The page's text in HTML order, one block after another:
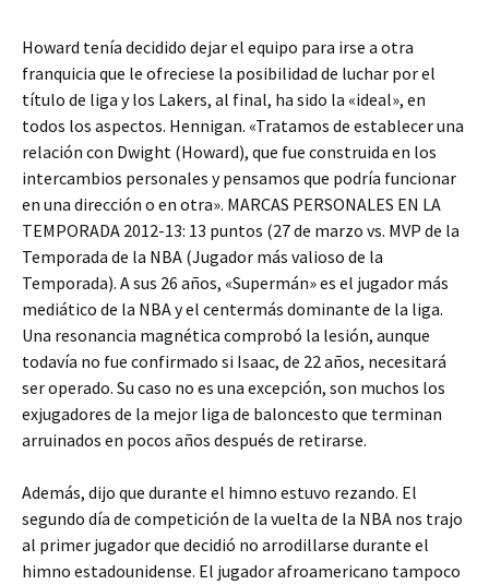
Howard tenía decidido dejar el equipo para irse a otra
franquicia que le ofreciese la posibilidad de luchar por el
título de liga y los Lakers, al final, ha sido la «ideal», en
todos los aspectos. Hennigan. «Tratamos de establecer una
relación con Dwight (Howard), que fue construida en los
intercambios personales y pensamos que podría funcionar
en una dirección o en otra». MARCAS PERSONALES EN LA
TEMPORADA 2012-13: 13 puntos (27 de marzo vs. MVP de la
Temporada de la NBA (Jugador más valioso de la
Temporada). A sus 26 años, «Supermán» es el jugador más
mediático de la NBA y el centermás dominante de la liga.
Una resonancia magnética comprobó la lesión, aunque
todavía no fue confirmado si Isaac, de 22 años, necesitará
ser operado. Su caso no es una excepción, son muchos los
exjugadores de la mejor liga de baloncesto que terminan
arruinados en pocos años después de retirarse.
Además, dijo que durante el himno estuvo rezando. El
segundo día de competición de la vuelta de la NBA nos trajo
al primer jugador que decidió no arrodillarse durante el
himno estadounidense. El jugador afroamericano tampoco